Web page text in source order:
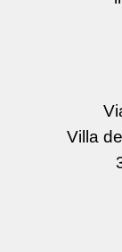
Villa